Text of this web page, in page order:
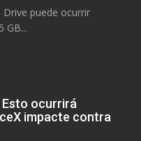
puede ocurrir
GB...
Esto ocurrirá
impacte contra